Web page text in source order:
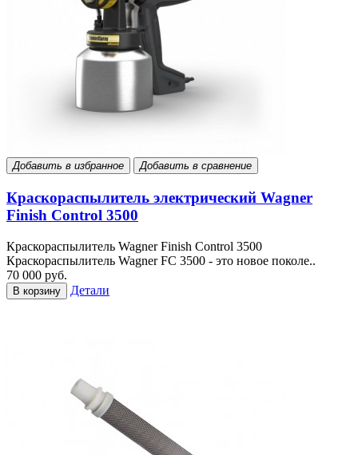
Добавить в избранное Добавить в сравнение
Краскораспылитель электрический Wagner
Finish Control 3500
Краскораспылитель Wagner Finish Control 3500
Краскораспылитель Wagner FC 3500 - это новое поколе..
70 000 руб.
В корзину Детали